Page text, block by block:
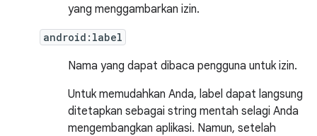
yang menggambarkan izin.
android:label
Nama yang dapat dibaca pengguna untuk izin.
Untuk memudahkan Anda, label dapat langsung
ditetapkan sebagai string mentah selagi Anda
mengembangkan aplikasi. Namun, setelah